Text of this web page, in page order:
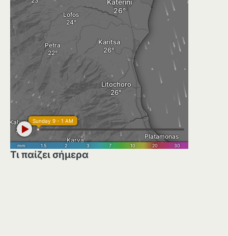
Τι παίζει σήμερα